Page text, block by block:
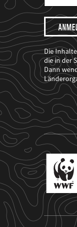
Mail
Adresse
Ich
möchte,
dass
der
WWF
mich
über
seine
Projekte
informiert.
Die
die in der
Dann